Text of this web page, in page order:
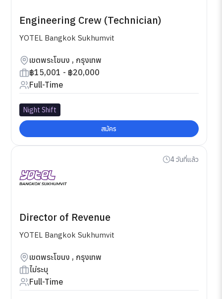
Engineering Crew (Technician)
YOTEL Bangkok Sukhumvit
เขตพระโขนง , กรุงเทพ
฿15,001 - ฿20,000
Full-Time
Night Shift
สมัคร
4 วันที่แล้ว
Director of Revenue
YOTEL Bangkok Sukhumvit
เขตพระโขนง , กรุงเทพ
ไม่ระบุ
Full-Time